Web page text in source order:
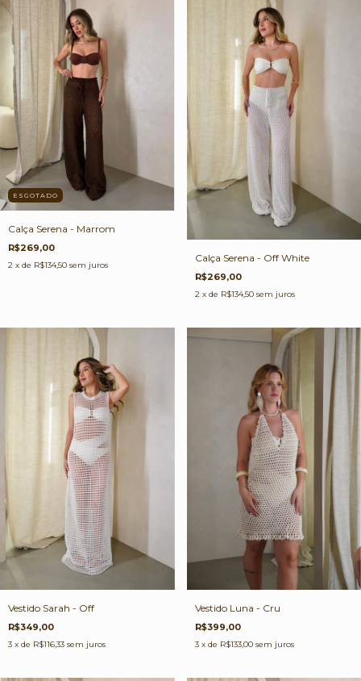
ESGOTADO
Calça Serena - Marrom
R$269,00
2 x de R$134,50 sem juros
Calça Serena - Off White
R$269,00
2 x de R$134,50 sem juros
Vestido Sarah - Off
R$349,00
3 x de R$116,33 sem juros
Vestido Luna - Cru
R$399,00
3 x de R$133,00 sem juros